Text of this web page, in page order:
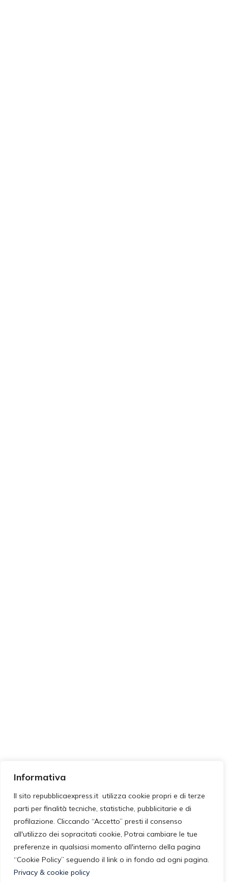
Informativa
Il sito repubblicaexpress.it utilizza cookie propri e di terze
parti per finalità tecniche, statistiche, pubblicitarie e di
profilazione. Cliccando “Accetto” presti il consenso
all'utilizzo dei sopracitati cookie, Potrai cambiare le tue
preferenze in qualsiasi momento all'interno della pagina
“Cookie Policy” seguendo il link o in fondo ad ogni pagina.
Privacy & cookie policy